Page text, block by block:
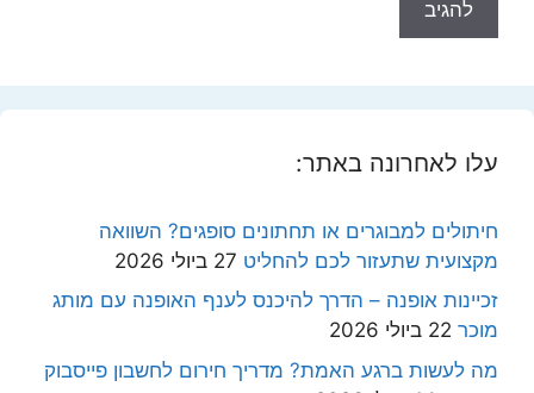
עלו לאחרונה באתר:
חיתולים למבוגרים או תחתונים סופגים? השוואה
מקצועית שתעזור לכם להחליט 27 ביולי 2026
זכיינות אופנה – הדרך להיכנס לענף האופנה עם מותג
מוכר 22 ביולי 2026
מה לעשות ברגע האמת? מדריך חירום לחשבון פייסבוק